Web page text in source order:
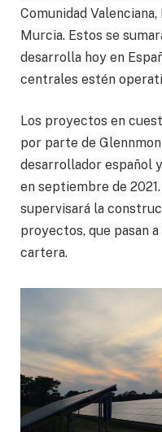
Comunidad
Murcia. Estos se
desarrolla hoy en
centrales estén
Los proyectos en
por parte de
desarrollador español
en septiembre de
supervisará la
proyectos, que pasan
cartera.